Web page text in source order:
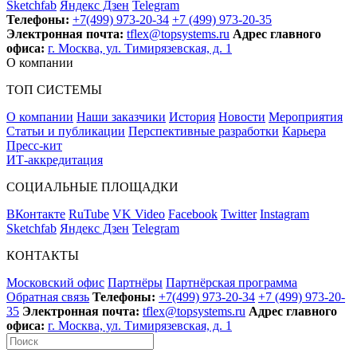
Sketchfab Яндекс Дзен Telegram
Телефоны: +7(499) 973-20-34 +7 (499) 973-20-35
Электронная почта: tflex@topsystems.ru Адрес главного
офиса: г. Москва, ул. Тимирязевская, д. 1
О компании
ТОП СИСТЕМЫ
О компании Наши заказчики История Новости Мероприятия
Статьи и публикации Перспективные разработки Карьера
Пресс-кит
ИТ-аккредитация
СОЦИАЛЬНЫЕ ПЛОЩАДКИ
ВКонтакте RuTube VK Video Facebook Twitter Instagram
Sketchfab Яндекс Дзен Telegram
КОНТАКТЫ
Московский офис Партнёры Партнёрская программа
Обратная связь Телефоны: +7(499) 973-20-34 +7 (499) 973-20-
35 Электронная почта: tflex@topsystems.ru Адрес главного
офиса: г. Москва, ул. Тимирязевская, д. 1